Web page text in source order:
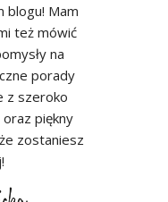
blogu! Mam
też mówić
na
porady
z szeroko
piękny
zostaniesz